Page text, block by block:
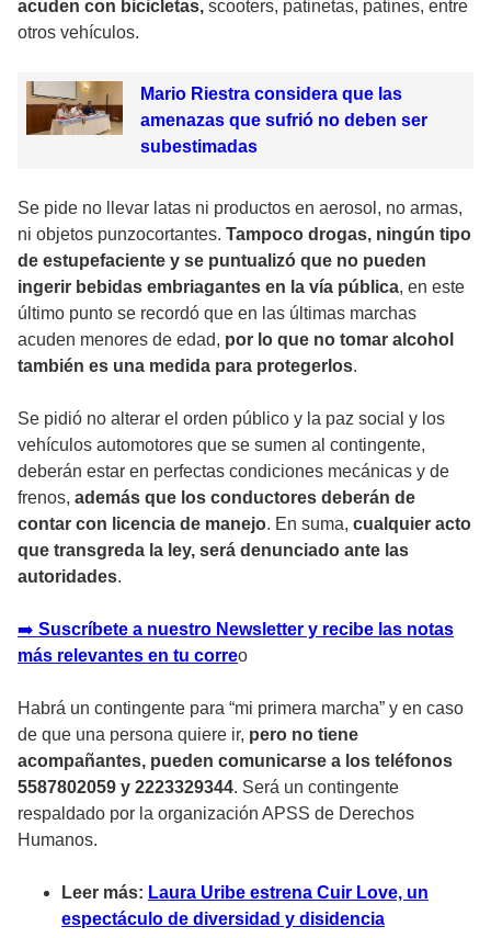
acuden con bicicletas, scooters, patinetas, patines, entre
otros vehículos.
Mario Riestra considera que las
amenazas que sufrió no deben ser
subestimadas
Se pide no llevar latas ni productos en aerosol, no armas,
ni objetos punzocortantes. Tampoco drogas, ningún tipo
de estupefaciente y se puntualizó que no pueden
ingerir bebidas embriagantes en la vía pública, en este
último punto se recordó que en las últimas marchas
acuden menores de edad, por lo que no tomar alcohol
también es una medida para protegerlos.
Se pidió no alterar el orden público y la paz social y los
vehículos automotores que se sumen al contingente,
deberán estar en perfectas condiciones mecánicas y de
frenos, además que los conductores deberán de
contar con licencia de manejo. En suma, cualquier acto
que transgreda la ley, será denunciado ante las
autoridades.
➡️ Suscríbete a nuestro Newsletter y recibe las notas
más relevantes en tu correo
Habrá un contingente para “mi primera marcha” y en caso
de que una persona quiere ir, pero no tiene
acompañantes, pueden comunicarse a los teléfonos
5587802059 y 2223329344. Será un contingente
respaldado por la organización APSS de Derechos
Humanos.
Leer más: Laura Uribe estrena Cuir Love, un
espectáculo de diversidad y disidencia